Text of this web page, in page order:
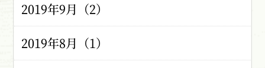
2019年9月（2）
2019年8月（1）